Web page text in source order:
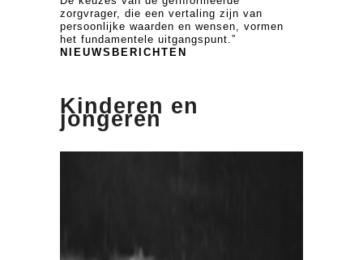
zorgvrager, die een vertaling zijn van
persoonlijke waarden en wensen, vormen
het fundamentele uitgangspunt.”
NIEUWSBERICHTEN
Kinderen en
jongeren